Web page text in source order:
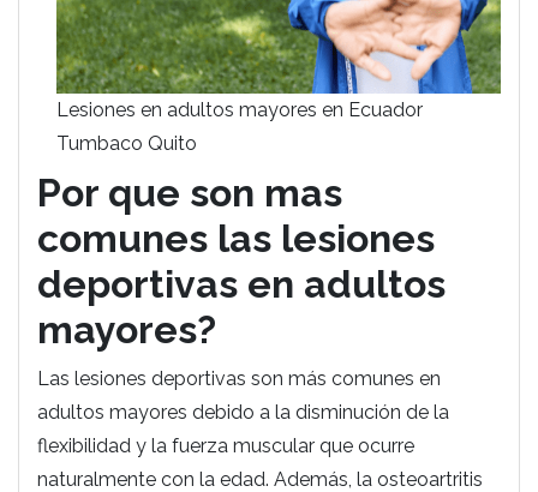
Lesiones en adultos mayores en Ecuador
Tumbaco Quito
Por que son mas
comunes las lesiones
deportivas en adultos
mayores?
Las lesiones deportivas son más comunes en
adultos mayores debido a la disminución de la
flexibilidad y la fuerza muscular que ocurre
naturalmente con la edad. Además, la osteoartritis